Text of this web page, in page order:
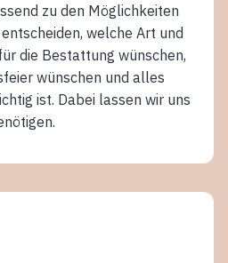
zu den Möglichkeiten
welche Art und
die Bestattung wünschen,
wünschen und alles
ist. Dabei lassen wir uns